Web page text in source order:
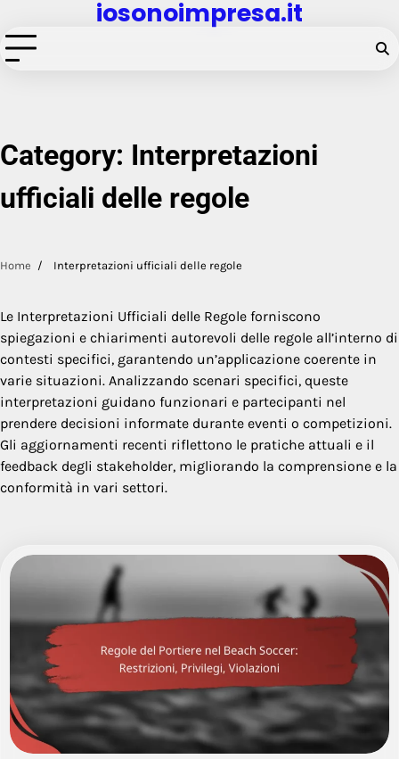
to
content
iosonoimpresa.it
Category: Interpretazioni
ufficiali delle regole
Home Interpretazioni ufficiali delle regole
Le Interpretazioni Ufficiali delle Regole forniscono
spiegazioni e chiarimenti autorevoli delle regole all’interno di
contesti specifici, garantendo un’applicazione coerente in
varie situazioni. Analizzando scenari specifici, queste
interpretazioni guidano funzionari e partecipanti nel
prendere decisioni informate durante eventi o competizioni.
Gli aggiornamenti recenti riflettono le pratiche attuali e il
feedback degli stakeholder, migliorando la comprensione e la
conformità in vari settori.